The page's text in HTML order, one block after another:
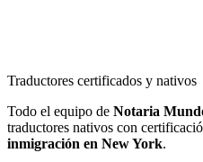
Traductores certificados y nativos
Todo el equipo de Notaria
traductores nativos con
inmigración en New York.